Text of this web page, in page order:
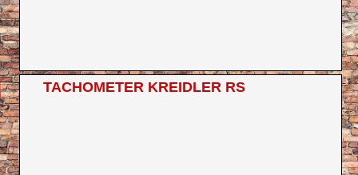
TACHOMETER KREIDLER RS